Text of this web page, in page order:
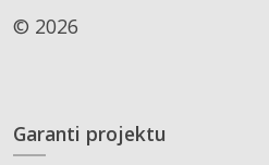
© 2026
Garanti projektu